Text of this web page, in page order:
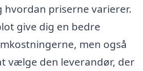
hvordan priserne varierer.
give dig en bedre
men også
vælge den leverandør, der